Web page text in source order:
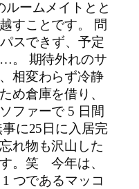
ルームメイトとと
すことです。 問
スできず、予定
。 期待外れのサ
相変わらず冷静
め倉庫を借り、
ファーで 5 日間
に25日に入居完
れ物も沢山した
。笑 今年は、
つであるマッコ